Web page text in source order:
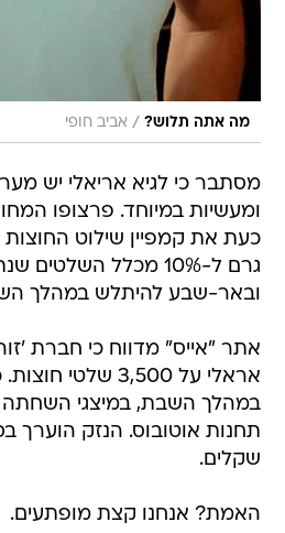
מה אתה תלוש? / אביב חופי
מסתבר כי לגיא אריאלי יש
ומעשיות במיוחד. פרצופו
גרם ל-10% מכלל
ובאר-שבע להיתלש במהלך
אתר "אייס" מדווח כי חברת
במהלך השבת, במיצגי
שקלים.
האמת? אנחנו קצת מופתעים.